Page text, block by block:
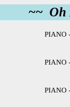
~~ Oh
PIANO
PIANO
PIANO